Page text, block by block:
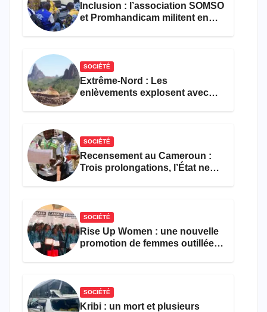
Inclusion : l’association SOMSO
et Promhandicam militent en
SOCIÉTÉ
Extrême-Nord : Les
enlèvements explosent avec
SOCIÉTÉ
Recensement au Cameroun :
Trois prolongations, l’État ne
SOCIÉTÉ
Rise Up Women : une nouvelle
promotion de femmes outillées
SOCIÉTÉ
Kribi : un mort et plusieurs